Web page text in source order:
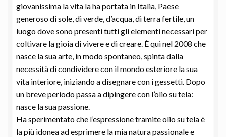
giovanissima la vita la ha portata in Italia, Paese
generoso di sole, di verde, d’acqua, di terra fertile, un
luogo dove sono presenti tutti gli elementi necessari per
coltivare la gioia di vivere e di creare. È qui nel 2008 che
nasce la sua arte, in modo spontaneo, spinta dalla
necessità di condividere con il mondo esteriore la sua
vita interiore, iniziando a disegnare con i gessetti. Dopo
un breve periodo passa a dipingere con l’olio su tela:
nasce la sua passione.
Ha sperimentato che l’espressione tramite olio su tela è
la più idonea ad esprimere la mia natura passionale e